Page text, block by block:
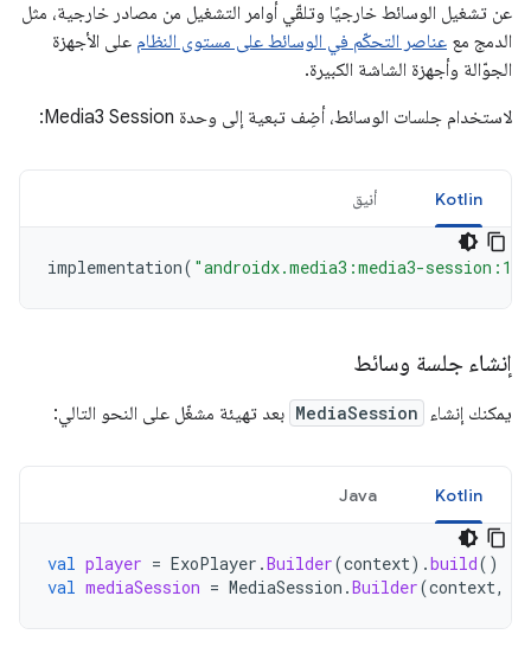
عن تشغيل الوسائط خارجيًا وتلقّي أوامر التشغيل من مصادر خارجية، مثل
الدمج مع عناصر التحكّم في الوسائط على مستوى النظام على الأجهزة
الجوّالة وأجهزة الشاشة الكبيرة.
لاستخدام جلسات الوسائط، أضِف تبعية إلى وحدة Media3 Session:
Kotlin أنيق
implementation( "androidx.media3:media3-
إنشاء جلسة وسائط
يمكنك إنشاء MediaSession بعد تهيئة مشغّل على النحو التالي:
Kotlin
Java
val player = ExoPlayer .Builder(context).build()
val mediaSession = MediaSession .Builder(context,